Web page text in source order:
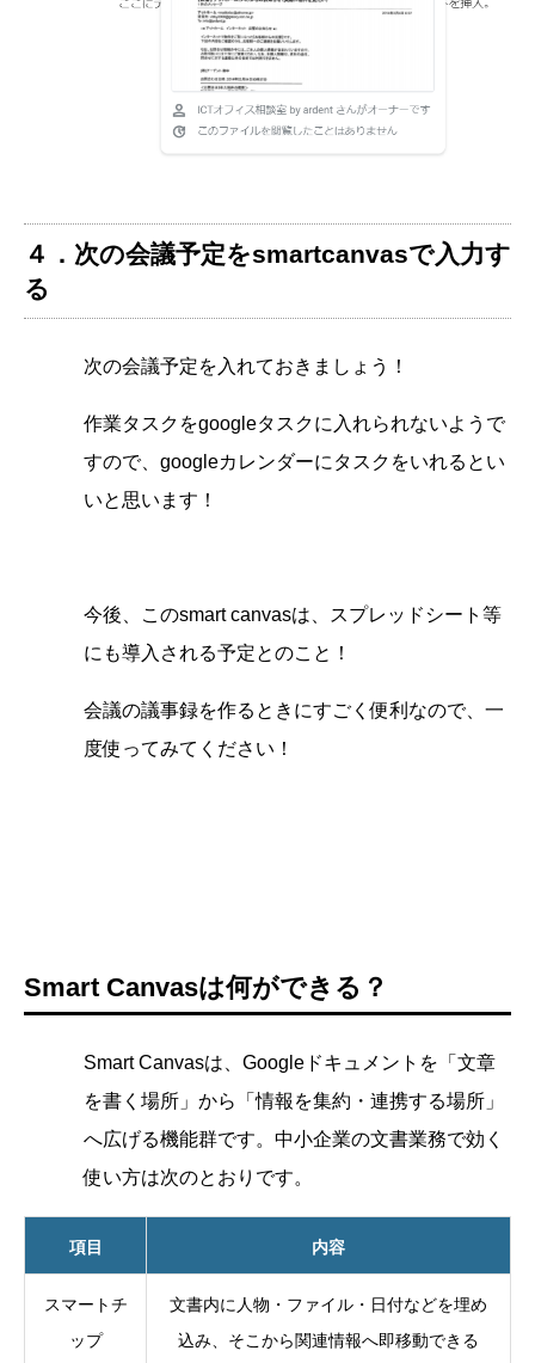
４．次の会議予定をsmartcanvasで入力す
る
次の会議予定を入れておきましょう！
作業タスクをgoogleタスクに入れられないようで
すので、googleカレンダーにタスクをいれるとい
いと思います！
今後、このsmart canvasは、スプレッドシート等
にも導入される予定とのこと！
会議の議事録を作るときにすごく便利なので、一
度使ってみてください！
Smart Canvasは何ができる？
Smart Canvasは、Googleドキュメントを「文章
を書く場所」から「情報を集約・連携する場所」
へ広げる機能群です。中小企業の文書業務で効く
使い方は次のとおりです。
項目 内容
スマートチ
ップ
文書内に人物・ファイル・日付などを埋め
込み、そこから関連情報へ即移動できる